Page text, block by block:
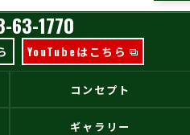
63-1770
YouTubeはこちら
コンセプト
ギャラリー